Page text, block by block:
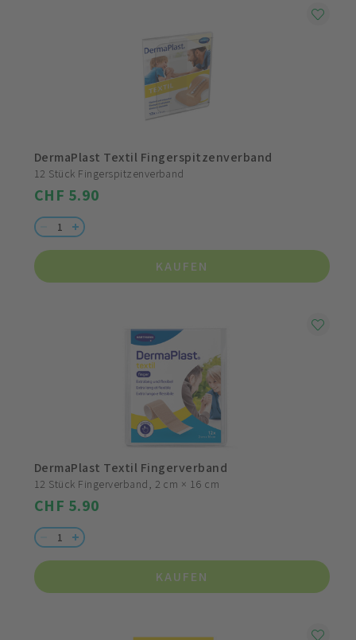
DermaPlast Textil Fingerspitzenverband
12 Stück Fingerspitzenverband
CHF 5.90
KAUFEN
DermaPlast Textil Fingerverband
12 Stück Fingerverband, 2 cm × 16 cm
CHF 5.90
KAUFEN